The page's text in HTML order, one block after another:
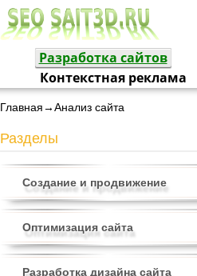
Разработка сайтов
Контекстная реклама
Главная→Анализ сайта
Разделы
Создание и продвижение
Оптимизация сайта
Разработка дизайна сайта